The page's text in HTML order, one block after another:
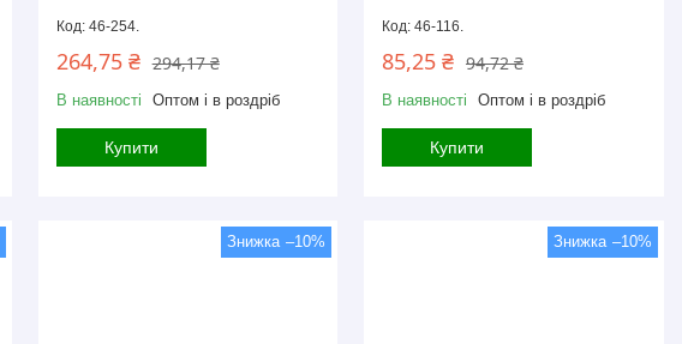
46-254.
294,17 ₴
264,75 ₴
В наявності Оптом і в роздріб
Купити
46-116.
94,72 ₴
85,25 ₴
В наявності Оптом і в роздріб
Купити
–10% –10%